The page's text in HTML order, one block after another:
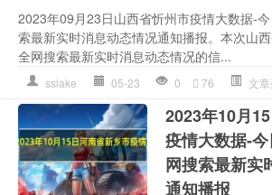
2023年09月23日山西省忻州市疫情大数据-
索最新实时消息动态情况通知播报。本次山
全网搜索最新实时消息动态情况的信...
sslake 05-23 0 76 文
2023年10月
疫情大数据-
网搜索最新实
通知播报